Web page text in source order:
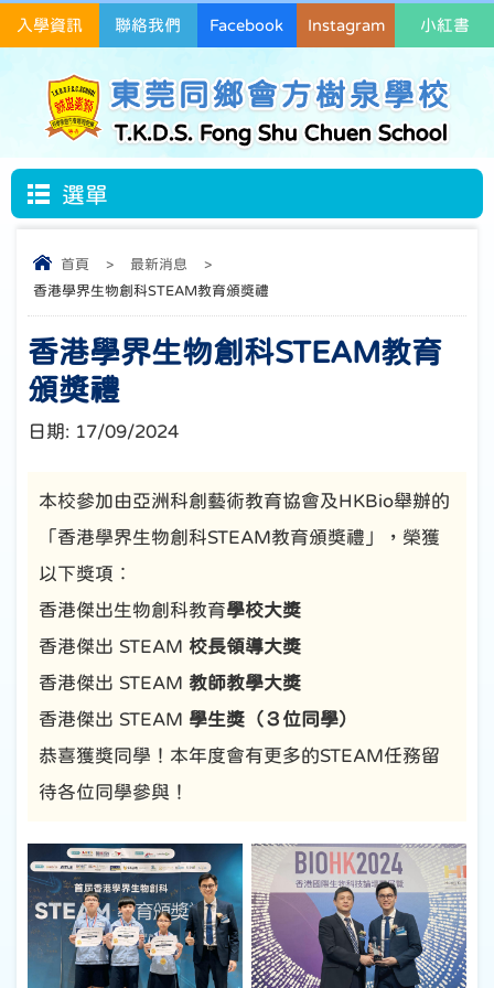
東莞同鄉會方樹泉學校
T.K.D.S. Fong Shu Chuen School
入學資訊 聯絡我們 Facebook Instagram 小紅書
選單
首頁 > 最新消息
>
香港學界生物創科STEAM教育頒獎禮
香港學界生物創科STEAM教育
頒獎禮
日期: 17/09/2024
本校參加由亞洲科創藝術教育協會及HKBio舉辦的
「香港學界生物創科STEAM教育頒獎禮」，榮獲
以下獎項︰
香港傑出生物創科教育學校大奬
香港傑出 STEAM 校長領導大奬
香港傑出 STEAM 教師教學大奬
香港傑出 STEAM 學生奬（３位同學）
恭喜獲獎同學！本年度會有更多的STEAM任務留
待各位同學參與！